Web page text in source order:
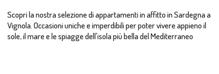
Scopri la nostra selezione di appartamenti in affitto in Sardegna a
Vignola. Occasioni uniche e imperdibili per poter vivere appieno il
sole, il mare e le spiagge dell'isola più bella del Mediterraneo